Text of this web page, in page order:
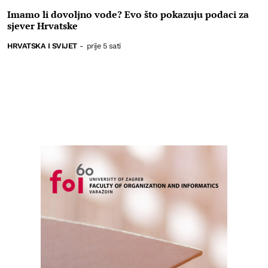
Imamo li dovoljno vode? Evo što pokazuju podaci za
sjever Hrvatske
HRVATSKA I SVIJET - prije 5 sati